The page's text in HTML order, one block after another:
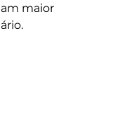
maior